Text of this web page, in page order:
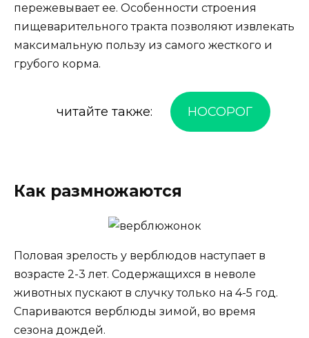
пережевывает ее. Особенности строения
пищеварительного тракта позволяют извлекать
максимальную пользу из самого жесткого и
грубого корма.
читайте также: НОСОРОГ
Как размножаются
Половая зрелость у верблюдов наступает в
возрасте 2-3 лет. Содержащихся в неволе
животных пускают в случку только на 4-5 год.
Спариваются верблюды зимой, во время
сезона дождей.